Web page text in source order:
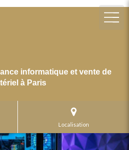
informatique et vente de
à Paris
Localisation